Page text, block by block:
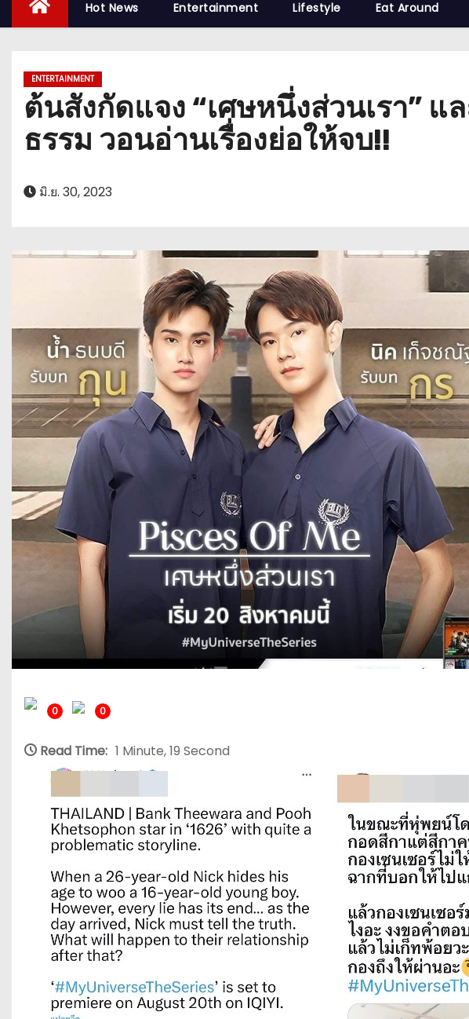
Hot News Entertainment Lifestyle Eat Around
ENTERTAINMENT
ต้นสังกัดแจง “เศษหนึ่งส่วนเรา” แ
ธรรม วอนอ่านเรื่องย่อให้จบ!!
มิ.ย. 30, 2023
0 0
Read Time: 1 Minute, 19 Second